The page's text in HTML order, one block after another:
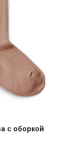
с оборкой